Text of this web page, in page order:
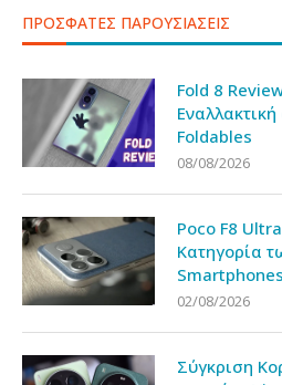
ΠΡΟΣΦΑΤΕΣ ΠΑΡΟΥΣΙΑΣΕΙΣ
Fold 8
Foldables
08/08/2026
Poco F8
Κατηγορία
Smartphones
02/08/2026
Σύγκριση